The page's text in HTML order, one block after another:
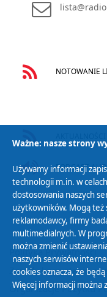
NOTOWANIE
PODCAST
Polityka Prywatności
Zasady korzystania z
Organizacje Pożytku
Ważne: nasze strony
Używamy informacji
technologii m.in. w
dostosowania naszych
użytkowników. Mogą też
reklamodawcy, firmy
multimedialnych. W
można zmienić
naszych serwisów
cookies oznacza, że
Więcej informacji można